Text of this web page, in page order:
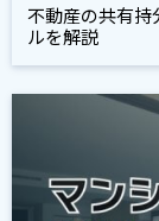
不動産の共有持
ルを解説